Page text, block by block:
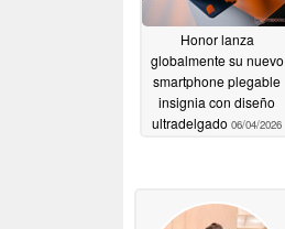
Honor lanza
globalmente su nuevo
smartphone plegable
insignia con diseño
ultradelgado 06/04/2026